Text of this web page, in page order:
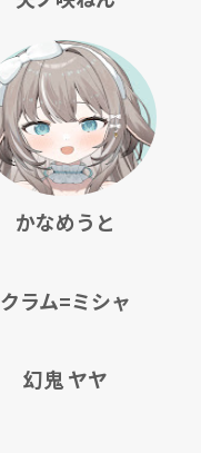
かなめうと
クラム=ミシャ
幻鬼 ヤヤ